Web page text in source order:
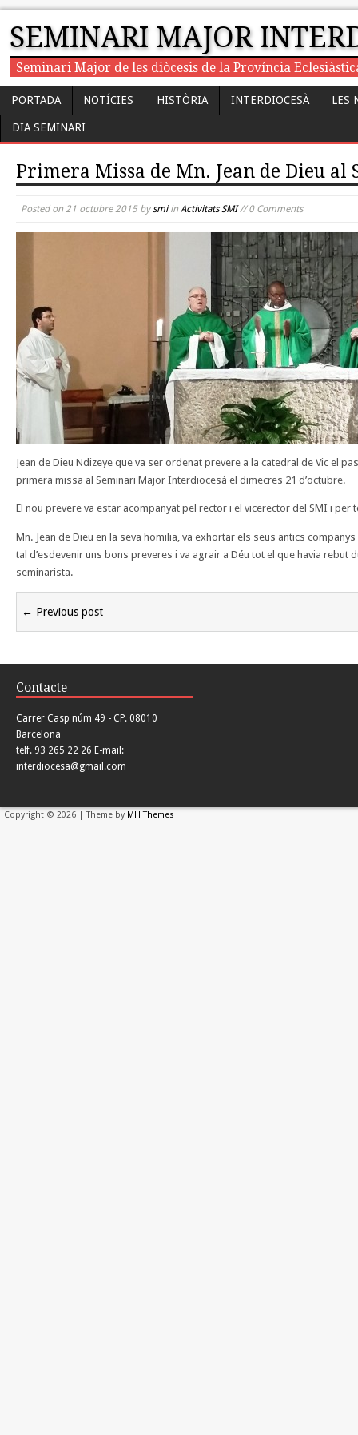
SEMINARI MAJOR
Seminari Major de les diòcesis de la Província
PORTADA NOTÍCIES HISTÒRIA INTERDIOCESÀ LES
DIA SEMINARI
Primera Missa de Mn. Jean de Dieu al
Posted on 21 octubre 2015 bysmiin Activitats SMI// 0 Comments
Jean de Dieu Ndizeye que va ser ordenat prevere a la catedral de Vic el
primera missa al Seminari Major Interdiocesà el dimecres 21 d’octubre.
El nou prevere va estar acompanyat pel rector i el vicerector del SMI i per
Mn. Jean de Dieu en la seva homilia, va exhortar els seus antics
tal d’esdevenir uns bons preveres i va agrair a Déu tot el que havia rebut
seminarista.
← Previous post
Contacte
Carrer Casp núm 49 - CP. 08010
Barcelona
telf. 93 265 22 26 E-mail:
interdiocesa@gmail.com
Copyright © 2026 | Theme by MH Themes